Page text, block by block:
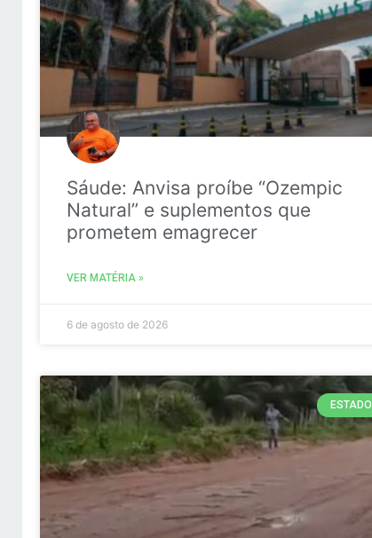
Sáude: Anvisa proíbe “Ozempic
Natural” e suplementos que
prometem emagrecer
VER MATÉRIA »
6 de agosto de 2026
ESTADO